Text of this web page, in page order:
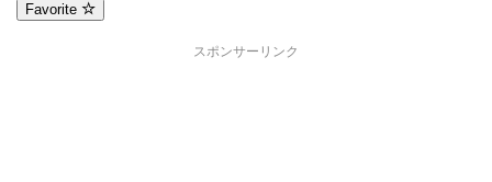
Favorite
スポンサーリンク